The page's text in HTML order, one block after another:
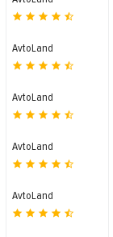
AvtoLand
AvtoLand
AvtoLand
AvtoLand